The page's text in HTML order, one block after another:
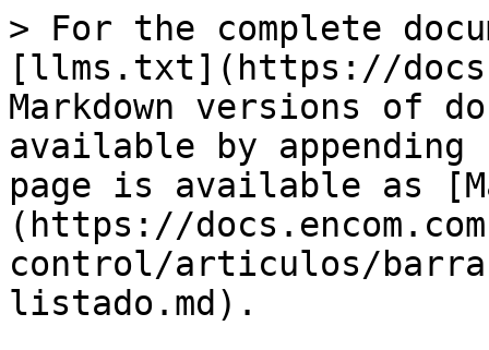
> For the complete
[llms.txt](https://
Markdown versions of
available by
page is available as
(https://
control/articulos/
listado.md).